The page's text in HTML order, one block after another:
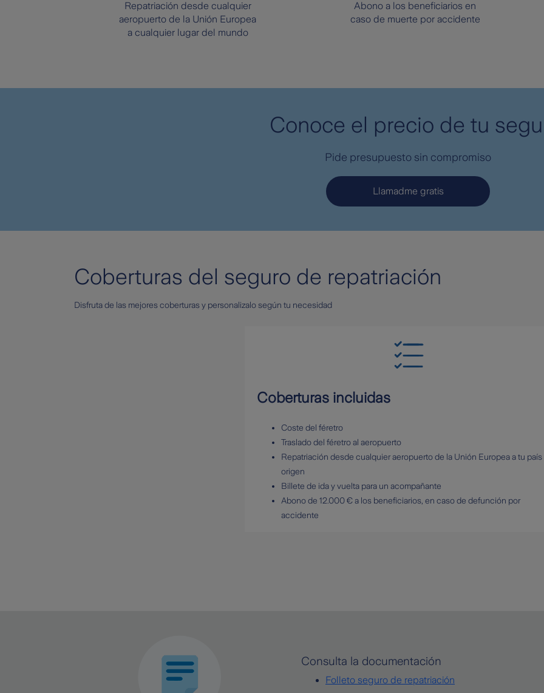
Repatriación desde cualquier
aeropuerto de la Unión Europea
a cualquier lugar del mundo
Abono a los beneficiarios en
caso de muerte por accidente
Conoce el precio de tu
Pide presupuesto sin compromiso
Llamadme gratis
Coberturas del seguro de repatriación
Disfruta de las mejores coberturas y personalizalo según tu necesidad
Coberturas incluidas
Coste del féretro
Traslado del féretro al aeropuerto
Repatriación desde cualquier aeropuerto de la Unión Europea a tu país
origen
Billete de ida y vuelta para un acompañante
Abono de 12.000 € a los beneficiarios, en caso de defunción por
accidente
Consulta la documentación
Folleto seguro de repatriación